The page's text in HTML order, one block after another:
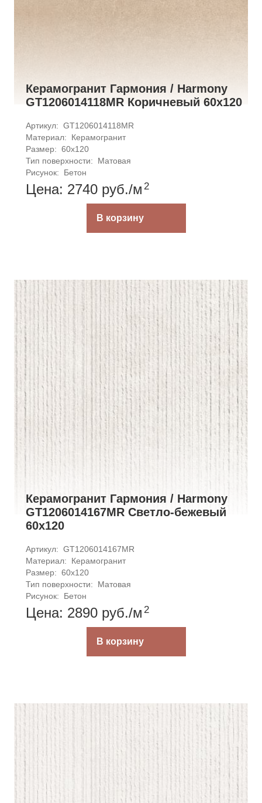
Керамогранит Гармония / Harmony
GT1206014118MR Коричневый 60x120
Артикул: GT1206014118MR
Материал:
Керамогранит
Размер: 60x120
Тип поверхности:
Матовая
Рисунок:
Бетон
Цена: 2740 руб./м 2
В корзину
Керамогранит Гармония / Harmony
GT1206014167MR Светло-бежевый
60x120
Артикул: GT1206014167MR
Материал:
Керамогранит
Размер: 60x120
Тип поверхности:
Матовая
Рисунок:
Бетон
Цена: 2890 руб./м 2
В корзину